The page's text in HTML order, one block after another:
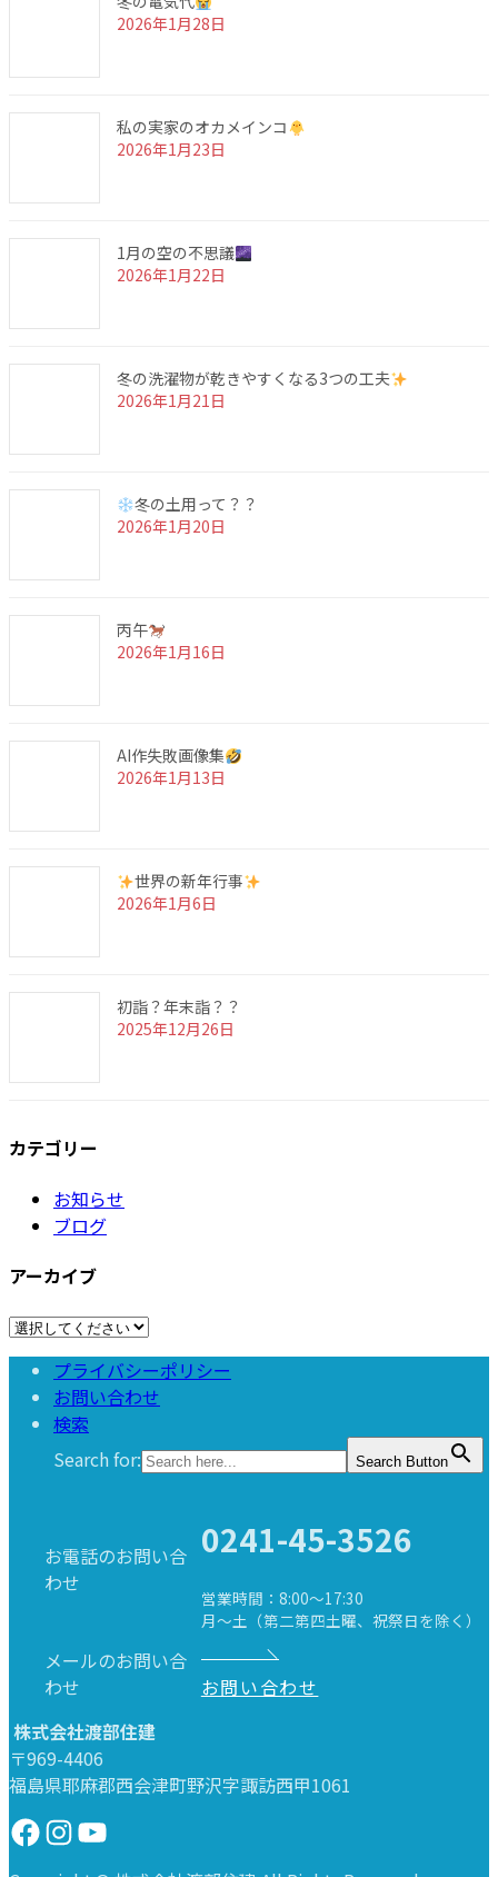
2026年1月28日
私の実家のオカメインコ
2026年1月23日
1月の空の不思議
2026年1月22日
冬の洗濯物が乾きやすくなる3つの工夫
2026年1月21日
冬の土用って？？
2026年1月20日
丙午
2026年1月16日
AI作失敗画像集
2026年1月13日
世界の新年行事
2026年1月6日
初詣？年末詣？？
2025年12月26日
カテゴリー
お知らせ
ブログ
アーカイブ
プライバシーポリシー
お問い合わせ
検索
Search for:
Search Button
お電話のお問い合
わせ
0241-45-3526
営業時間：8:00～17:30
月～土（第二第四土曜、祝祭日を除く）
メールのお問い合
わせ
お問い合わせ
株式会社渡部住建
〒969-4406
福島県耶麻郡西会津町野沢字諏訪西甲1061
Facebook
Instagram
YouTube